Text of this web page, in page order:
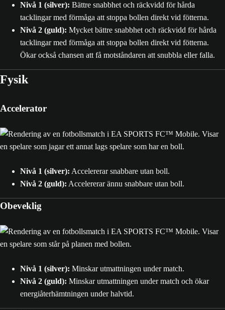
Nivå 1 (silver): Bättre snabbhet och räckvidd för hårda
tacklingar med förmåga att stoppa bollen direkt vid fötterna.
Nivå 2 (guld): Mycket bättre snabbhet och räckvidd för hårda
tacklingar med förmåga att stoppa bollen direkt vid fötterna.
Ökar också chansen att få motståndaren att snubbla eller falla.
Fysik
Accelerator
Nivå 1 (silver): Accelererar snabbare utan boll.
Nivå 2 (guld): Accelererar ännu snabbare utan boll.
Obeveklig
Nivå 1 (silver): Minskar utmattningen under match.
Nivå 2 (guld): Minskar utmattningen under match och ökar
energiåterhämtningen under halvtid.